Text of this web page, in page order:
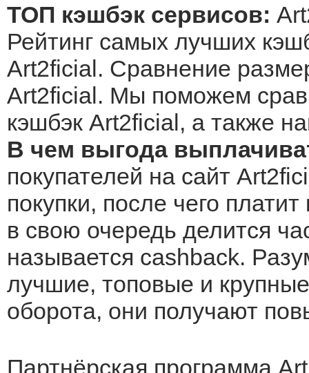
ТОП кэшбэк сервисов:
Рейтинг самых лучших
Art2ficial. Сравнение
Art2ficial. Мы поможем
кэшбэк Art2ficial, а также
В чем выгода
покупателей на сайт
покупки, после чего
в свою очередь делится
называется cashback.
лучшие, топовые и
оборота, они получают
Партнёрская программа